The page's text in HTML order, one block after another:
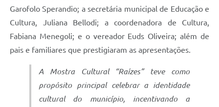
Garofolo Sperandio; a secretária municipal de Educação e
Cultura, Juliana Bellodi; a coordenadora de Cultura,
Fabiana Menegoli; e o vereador Euds Oliveira; além de
pais e familiares que prestigiaram as apresentações.
A Mostra Cultural “Raízes” teve como
propósito principal celebrar a identidade
cultural do município, incentivando a